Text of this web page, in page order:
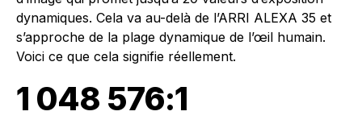
dynamiques. Cela va au-delà de l’ARRI ALEXA 35 et
s’approche de la plage dynamique de l’œil humain.
Voici ce que cela signifie réellement.
1 048 576:1